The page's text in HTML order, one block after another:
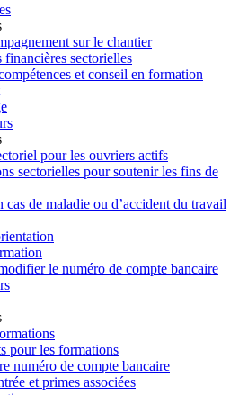
sur le chantier
financières sectorielles
et conseil en formation
pour les ouvriers actifs
sectorielles pour soutenir les fins de
cas de maladie ou d’accident du travail
le numéro de compte bancaire
pour les formations
numéro de compte bancaire
et primes associées